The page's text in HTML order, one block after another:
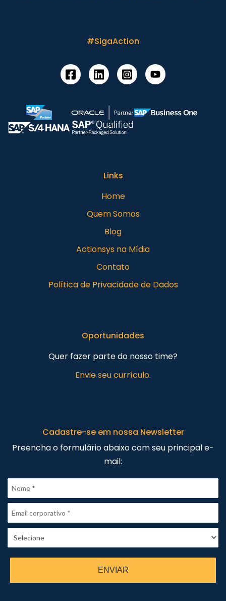
#SigaAction
Links
Home
Quem Somos
Blog
Actionsys na Mídia
Contato
Política de Privacidade de Dados
Oportunidades
Quer fazer parte do nosso time?
Envie seu currículo.
Cadastre-se em nossa Newsletter
Preencha o formulário abaixo com seu principal e-
mail:
ENVIAR